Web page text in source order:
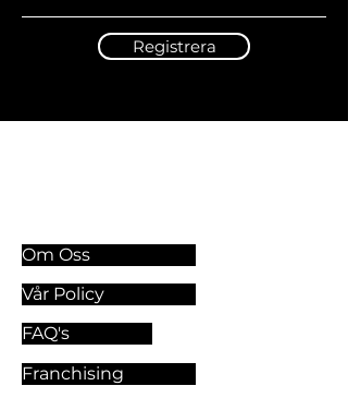
Registrera
Om Oss
Vår Policy
FAQ's
Franchising